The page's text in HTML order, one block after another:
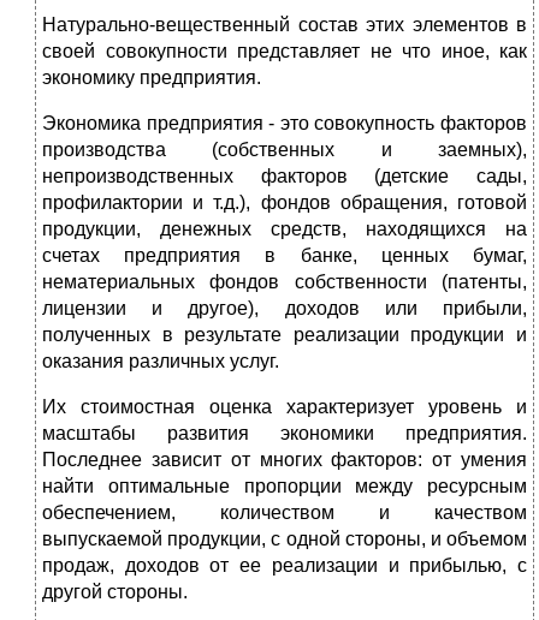
Натурально-вещественный состав этих элементов в
своей совокупности представляет не что иное, как
экономику предприятия.
Экономика предприятия - это совокупность факторов
производства (собственных и заемных),
непроизводственных факторов (детские сады,
профилактории и т.д.), фондов обращения, готовой
продукции, денежных средств, находящихся на
счетах предприятия в банке, ценных бумаг,
нематериальных фондов собственности (патенты,
лицензии и другое), доходов или прибыли,
полученных в результате реализации продукции и
оказания различных услуг.
Их стоимостная оценка характеризует уровень и
масштабы развития экономики предприятия.
Последнее зависит от многих факторов: от умения
найти оптимальные пропорции между ресурсным
обеспечением, количеством и качеством
выпускаемой продукции, с одной стороны, и объемом
продаж, доходов от ее реализации и прибылью, с
другой стороны.